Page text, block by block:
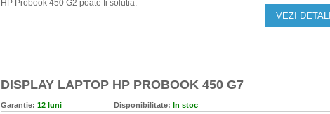
HP Probook 450 G2 poate fi solutia.
VEZI DETALII
DISPLAY LAPTOP HP PROBOOK 450 G7
Garantie: 12 luni Disponibilitate: In stoc